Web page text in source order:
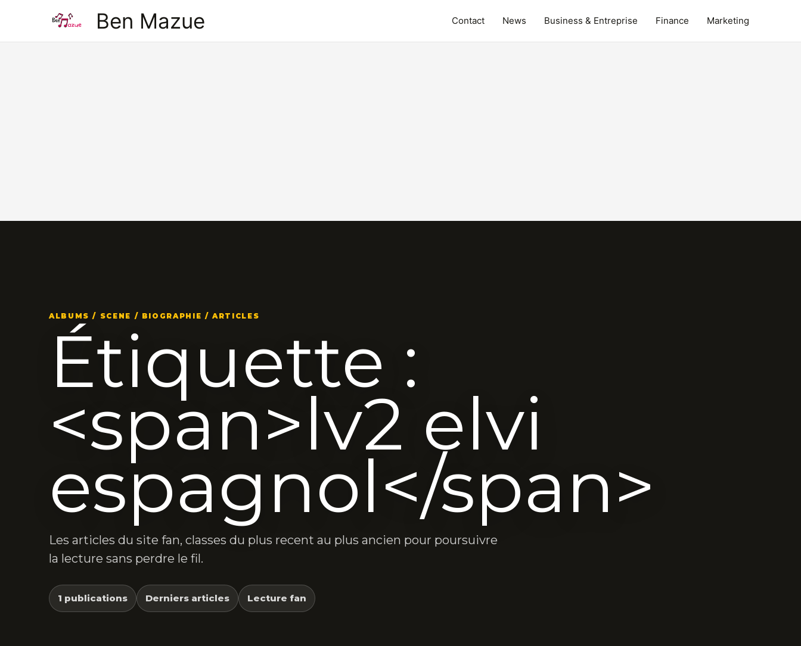
Ben Mazue Contact News Business & Entreprise Finance Marketing
ALBUMS / SCENE / BIOGRAPHIE / ARTICLES
Étiquette :
<span>lv2 elvi
espagnol</span>
Les articles du site fan, classes du plus recent au plus ancien pour poursuivre
la lecture sans perdre le fil.
1 publications Derniers articles Lecture fan